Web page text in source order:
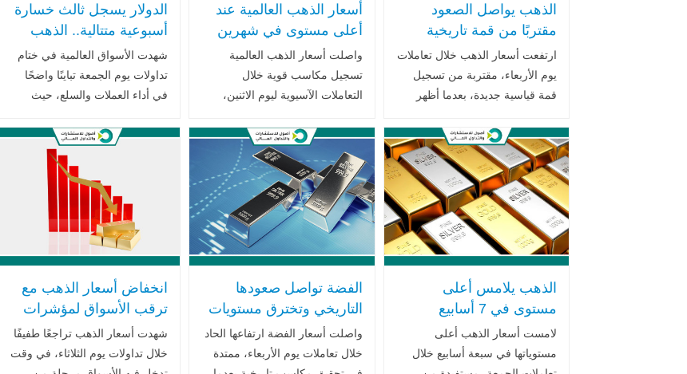
الذهب يواصل الصعود
مقتربًا من قمة تاريخية
جديد مع تصاعد رهانات
خفض أسعار الفائدة
ارتفعت أسعار الذهب خلال تعاملات
يوم الأربعاء، مقتربة من تسجيل
قمة قياسية جديدة، بعدما أظهر
المتحدة ارتفاع معدل البطالة خلال
شهر نوفمبر، الأمر الذي عزز
توقعات .. اقرأ المزيد
أسعار الذهب العالمية عند
أعلى مستوى في شهرين
بدعم ضعف الدولار وترقب
بيانات الوظائف الأميركية
واصلت أسعار الذهب العالمية
تسجيل مكاسب قوية خلال
التعاملات الآسيوية ليوم الاثنين،
نحو شهرين، مستفيدة من تراجع
الدولار الأميركي وانخفاض عوائد
سندات الخزانة .. اقرأ المزيد
الدولار يسجل ثالث خسارة
أسبوعية متتالية.. الذهب
يواصل الصعود والفضة
تتراجع بعد موجة قياسية
شهدت الأسواق العالمية في ختام
تداولات يوم الجمعة تباينًا واضحًا
في أداء العملات والسلع، حيث
للأسبوع الثالث على التوالي، في
حين ارتفعت أسعار الذهب إلى
الذهب يلامس أعلى
مستوى في 7 أسابيع
مدفوعًا بتوقعات خفض
الفائدة والفضة قرب ذروة
تاريخية
لامست أسعار الذهب أعلى
مستوياتها في سبعة أسابيع خلال
الفضة تواصل صعودها
التاريخي وتخترق مستويات
قياسية وسط شح
المعروض وتوقعات التيسير
النقدي
واصلت أسعار الفضة ارتفاعها الحاد
خلال تعاملات يوم الأربعاء، ممتدة
انخفاض أسعار الذهب مع
ترقب الأسواق لمؤشرات
مسار الفائدة الأميركية
وقرارات الفيدرالي
شهدت أسعار الذهب تراجعًا طفيفًا
خلال تداولات يوم الثلاثاء، في وقت